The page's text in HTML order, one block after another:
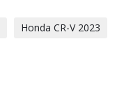
Honda CR-V 2023